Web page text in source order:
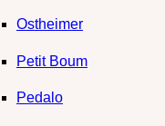
Ostheimer
Petit Boum
Pedalo